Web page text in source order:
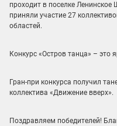
проходит в поселке Ленинское
приняли участие 27
областей.
Конкурс «Остров танца» – это
Гран-при конкурса получил
коллектива «Движение вверх».
Поздравляем победителей!